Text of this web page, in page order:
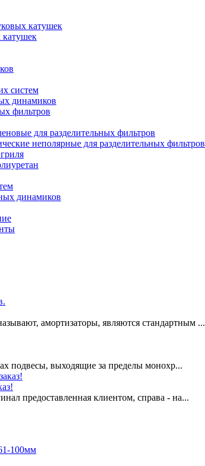
катушек
катушек
систем
динамиков
фильтров
для разделительных фильтров
неполярные для разделительных фильтров
динамиков
амортизаторы, являются стандартным ...
подвесы, выходящие за пределы монохр...
предоставленная клиентом, справа - на...
100мм